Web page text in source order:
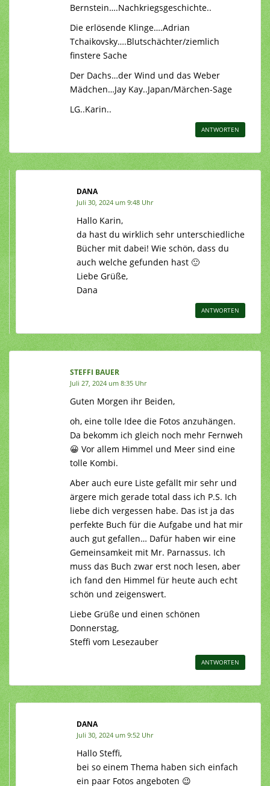
Bernstein….Nachkriegsgeschichte..
Die erlösende Klinge….Adrian
Tchaikovsky….Blutschächter/ziemlich
finstere Sache
Der Dachs…der Wind und das Weber
Mädchen…Jay Kay..Japan/Märchen-Sage
LG..Karin..
ANTWORTEN
DANA
Juli 30, 2024 um 9:48 Uhr
Hallo Karin,
da hast du wirklich sehr unterschiedliche
Bücher mit dabei! Wie schön, dass du
auch welche gefunden hast 🙂
Liebe Grüße,
Dana
ANTWORTEN
STEFFI BAUER
Juli 27, 2024 um 8:35 Uhr
Guten Morgen ihr Beiden,
oh, eine tolle Idee die Fotos anzuhängen.
Da bekomm ich gleich noch mehr Fernweh
😀 Vor allem Himmel und Meer sind eine
tolle Kombi.
Aber auch eure Liste gefällt mir sehr und
ärgere mich gerade total dass ich P.S. Ich
liebe dich vergessen habe. Das ist ja das
perfekte Buch für die Aufgabe und hat mir
auch gut gefallen… Dafür haben wir eine
Gemeinsamkeit mit Mr. Parnassus. Ich
muss das Buch zwar erst noch lesen, aber
ich fand den Himmel für heute auch echt
schön und zeigenswert.
Liebe Grüße und einen schönen
Donnerstag,
Steffi vom Lesezauber
ANTWORTEN
DANA
Juli 30, 2024 um 9:52 Uhr
Hallo Steffi,
bei so einem Thema haben sich einfach
ein paar Fotos angeboten 😉